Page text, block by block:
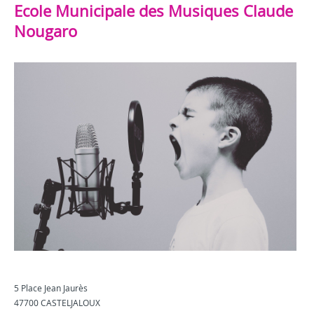
Ecole Municipale des Musiques Claude
Nougaro
5 Place Jean Jaurès
47700 CASTELJALOUX